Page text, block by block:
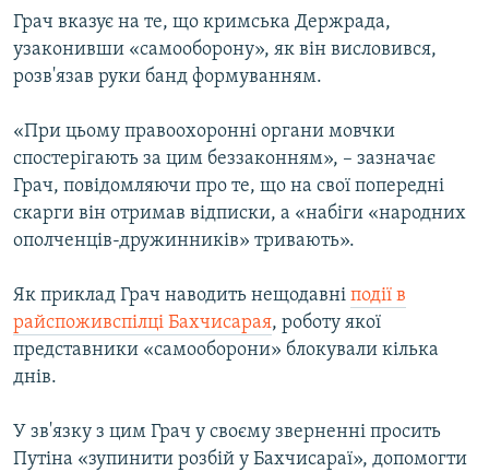
Грач вказує на те, що кримська Держрада,
узаконивши «самооборону», як він висловився,
розв'язав руки банд формуванням.
«При цьому правоохоронні органи мовчки
спостерігають за цим беззаконням», – зазначає
Грач, повідомляючи про те, що на свої попередні
скарги він отримав відписки, а «набіги «народних
ополченців-дружинників» тривають».
Як приклад Грач наводить нещодавні події в
райспоживспілці Бахчисарая, роботу якої
представники «самооборони» блокували кілька
днів.
У зв'язку з цим Грач у своєму зверненні просить
Путіна «зупинити розбій у Бахчисараї», допомогти